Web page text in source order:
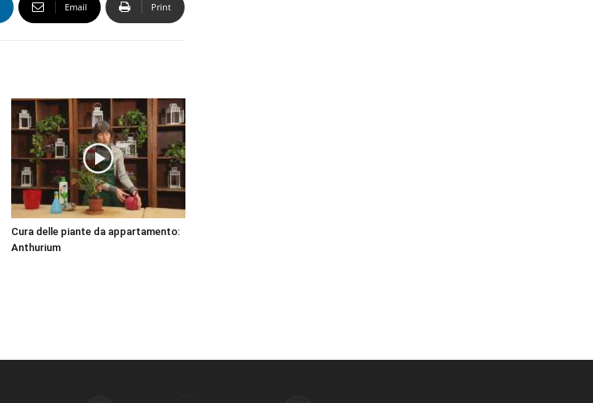
Email Print
Cura delle piante da appartamento:
Anthurium